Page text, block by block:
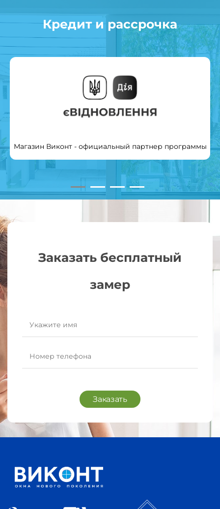
Кредит и рассрочка
Магазин Виконт - официальный партнер программы
Заказать бесплатный
замер
Заказать